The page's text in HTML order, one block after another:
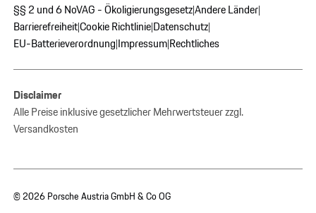
§§ 2 und 6 NoVAG - Ökoligierungsgesetz|Andere Länder|
Barrierefreiheit|Cookie Richtlinie|Datenschutz|
EU-Batterieverordnung|Impressum|Rechtliches
Disclaimer
Alle Preise inklusive gesetzlicher Mehrwertsteuer zzgl.
Versandkosten
© 2026 Porsche Austria GmbH & Co OG